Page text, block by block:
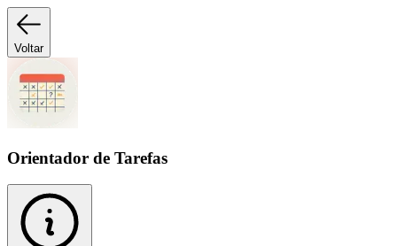
Voltar
Orientador de Tarefas